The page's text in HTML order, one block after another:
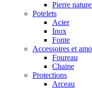
Pierre
Potelets
Acier
Inox
Fonte
Accessoires et
Foureau
Chaine
Protections
Arceau